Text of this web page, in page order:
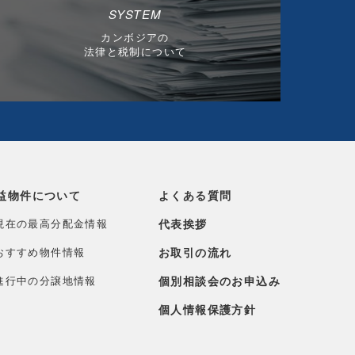
SYSTEM
カンボジアの
法律と税制について
物件について
在の最高分配金情報
すすめ物件情報
行中の分譲地情報
よくある質問
代表挨拶
お取引の流れ
個別相談会のお申込み
個人情報保護方針